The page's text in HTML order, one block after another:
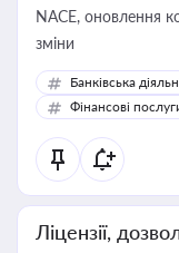
NACE, оновлення
зміни
Банківська
Фінансові
Ліцензії,